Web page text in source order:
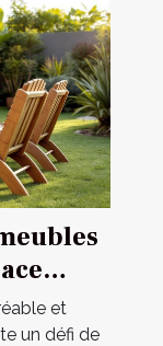
et
un défi de